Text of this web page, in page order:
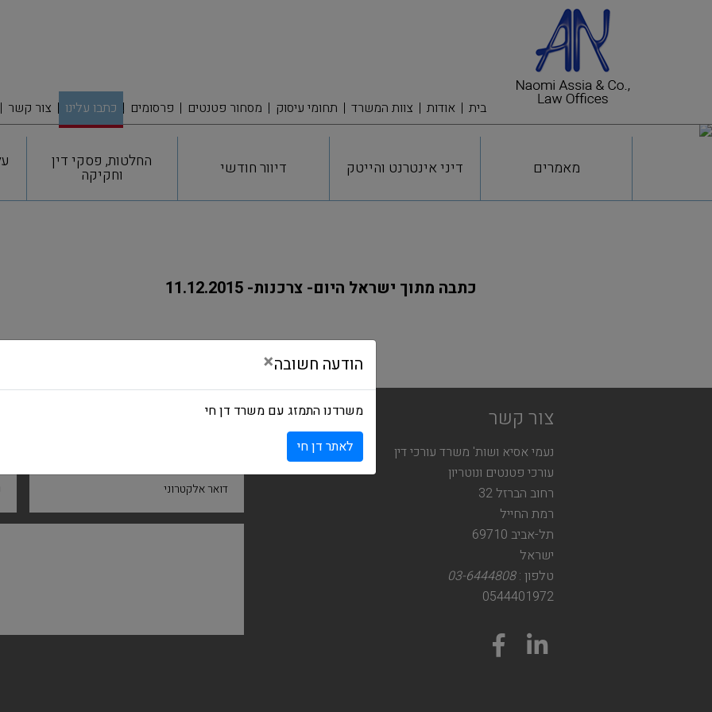
בית אודות צוות המשרד תחומי עיסוק מסחור פטנטים פרסומים כתבו עלינו צור קשר
מאמרים דיני אינטרנט והייטק דיוור חודשי החלטות, פסקי דין
וחקיקה
כתבה מתוך ישראל היום- צרכנות- 11.12.2015
צור קשר
נעמי אסיא ושות' משרד עורכי דין
עורכי פטנטים ונוטריון
רחוב הברזל 32
רמת החייל
תל-אביב 69710
ישראל
טלפון :03-6444808
0544401972
דואר אלקטרוני
הודעה חשובה×
משרדנו התמזג עם משרד דן חי
לאתר דן חי